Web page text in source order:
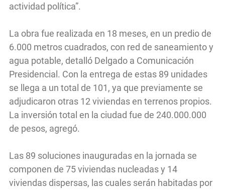
actividad política”.
La obra fue realizada en 18 meses, en un predio de
6.000 metros cuadrados, con red de saneamiento y
agua potable, detalló Delgado a Comunicación
Presidencial. Con la entrega de estas 89 unidades
se llega a un total de 101, ya que previamente se
adjudicaron otras 12 viviendas en terrenos propios.
La inversión total en la ciudad fue de 240.000.000
de pesos, agregó.
Las 89 soluciones inauguradas en la jornada se
componen de 75 viviendas nucleadas y 14
viviendas dispersas, las cuales serán habitadas por